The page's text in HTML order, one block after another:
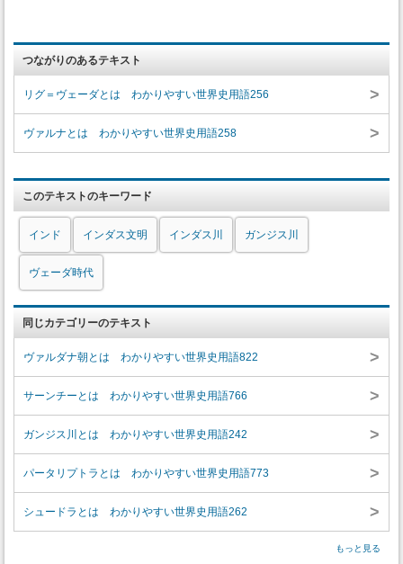
つながりのあるテキスト
リグ＝ヴェーダとは わかりやすい世界史用語256 >
ヴァルナとは わかりやすい世界史用語258 >
このテキストのキーワード
インド インダス文明 インダス川 ガンジス川
ヴェーダ時代
同じカテゴリーのテキスト
ヴァルダナ朝とは わかりやすい世界史用語822 >
サーンチーとは わかりやすい世界史用語766 >
ガンジス川とは わかりやすい世界史用語242 >
パータリプトラとは わかりやすい世界史用語773 >
シュードラとは わかりやすい世界史用語262 >
もっと見る